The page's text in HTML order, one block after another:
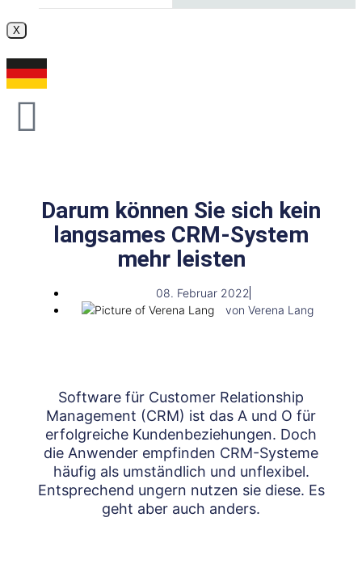
X
Darum können Sie sich kein
langsames CRM-System
mehr leisten
08. Februar 2022
von Verena Lang
Software für Customer Relationship
Management (CRM) ist das A und O für
erfolgreiche Kundenbeziehungen. Doch
die Anwender empfinden CRM-Systeme
häufig als umständlich und unflexibel.
Entsprechend ungern nutzen sie diese. Es
geht aber auch anders.